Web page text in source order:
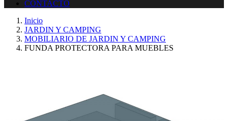
CONTACTO
Inicio
JARDIN Y CAMPING
MOBILIARIO DE JARDIN Y CAMPING
FUNDA PROTECTORA PARA MUEBLES